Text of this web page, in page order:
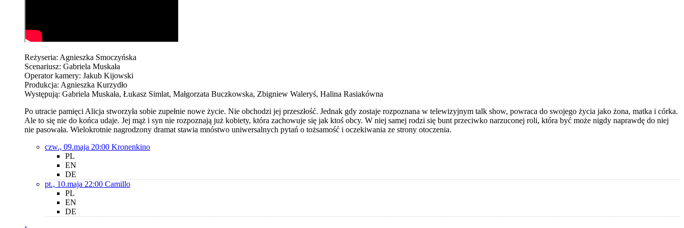
Reżyseria: Agnieszka Smoczyńska
Scenariusz: Gabriela Muskała
Operator kamery: Jakub Kijowski
Produkcja: Agnieszka Kurzydło
Występują: Gabriela Muskała, Łukasz Simlat, Małgorzata Buczkowska, Zbigniew Waleryś, Halina Rasiakówna
Po utracie pamięci Alicja stworzyła sobie zupełnie nowe życie. Nie obchodzi jej przeszłość. Jednak gdy zostaje rozpoznana w telewizyjnym talk show, powraca do swojego życia jako żona, matka i córka.
Ale to się nie do końca udaje. Jej mąż i syn nie rozpoznają już kobiety, która zachowuje się jak ktoś obcy. W niej samej rodzi się bunt przeciwko narzuconej roli, która być może nigdy naprawdę do niej
nie pasowała. Wielokrotnie nagrodzony dramat stawia mnóstwo uniwersalnych pytań o tożsamość i oczekiwania ze strony otoczenia.
czw., 09.maja 20:00 Kronenkino
PL
EN
DE
pt., 10.maja 22:00 Camillo
PL
EN
DE